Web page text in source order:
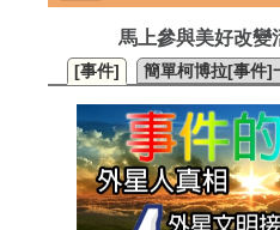
馬上參與美好改變
[事件] 簡單柯博拉[事件]